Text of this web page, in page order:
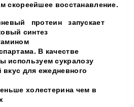
скореейшее воcстанавление.
протеин запускает
синтез
В качестве
используем сукралозу
для ежедневного
холестерина чем в